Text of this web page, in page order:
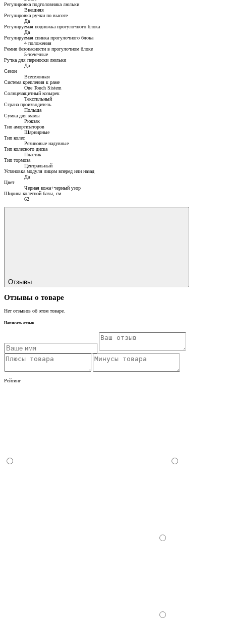
Регулировка подголовника люльки
Внешняя
Регулировка ручки по высоте
Да
Регулируемая подножка прогулочного блока
Да
Регулируемая спинка прогулочного блока
4 положения
Ремни безопасности в прогулочном блоке
5-точечные
Ручка для переноски люльки
Да
Сезон
Всесезонная
Система крепления к раме
One Touch Sistem
Солнцезащитный козырек
Текстильный
Страна производитель
Польша
Сумка для мамы
Рюкзак
Тип амортизаторов
Шарнирные
Тип колес
Резиновые надувные
Тип колесного диска
Пластик
Тип тормоза
Центральный
Установка модуля лицом вперед или назад
Да
Цвет
Черная кожа+черный узор
Ширина колесной базы, см
62
Отзывы
Отзывы о товаре
Нет отзывов об этом товаре.
Написать отзыв
Рейтинг